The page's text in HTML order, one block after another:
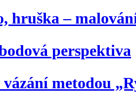
hruška –
perspektiva
vázání metodou